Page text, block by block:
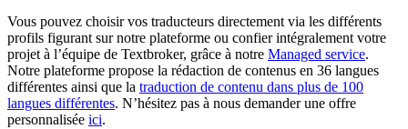
Vous pouvez choisir vos traducteurs directement via les différents
profils figurant sur notre plateforme ou confier intégralement votre
projet à l’équipe de Textbroker, grâce à notre Managed service.
Notre plateforme propose la rédaction de contenus en 36 langues
différentes ainsi que la traduction de contenu dans plus de 100
langues différentes. N’hésitez pas à nous demander une offre
personnalisée ici.